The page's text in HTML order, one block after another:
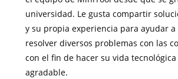
universidad. Le gusta compartir
y su propia experiencia para ayudar a
resolver diversos problemas con las
con el fin de hacer su vida
agradable.